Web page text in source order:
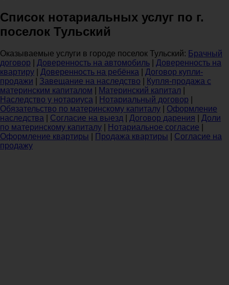
Список нотариальных услуг по г.
поселок Тульский
Оказываемые услуги в городе поселок Тульский: Брачный
договор
Доверенность на автомобиль
Доверенность на
квартиру
Доверенность на ребёнка
Договор купли-
продажи
Завещание на наследство
Купля-продажа с
материнским капиталом
Материнский капитал
Наследство у нотариуса
Нотариальный договор
Обязательство по материнскому капиталу
Оформление
наследства
Согласие на выезд Договор дарения
Доли
по материнскому капиталу
Нотариальное согласие
Оформление квартиры
Продажа квартиры
Согласие на
продажу